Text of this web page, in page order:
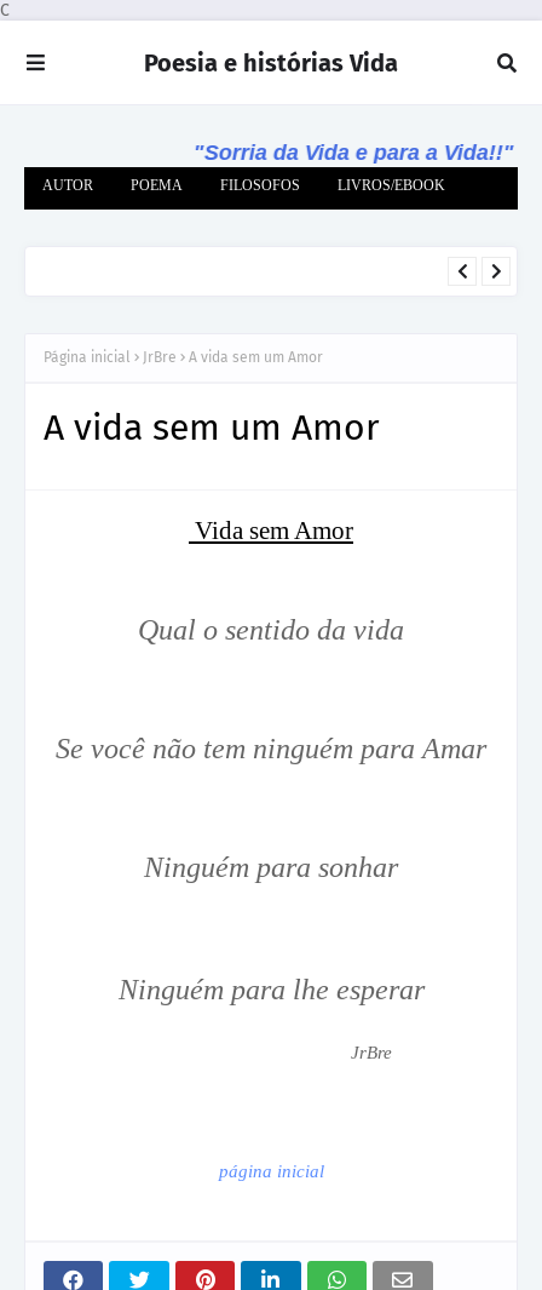
C
Poesia e histórias Vida
"Sorria da Vida e para a Vida!!"
AUTOR POEMA FILOSOFOS LIVROS/EBOOK
Página inicial JrBre A vida sem um Amor
A vida sem um Amor
Vida sem Amor
Qual o sentido da vida
Se você não tem ninguém para Amar
Ninguém para sonhar
Ninguém para lhe esperar
JrBre
página inicial